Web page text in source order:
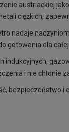
austriackiej
ciężkich,
nadaje
gotowania dla
indukcyjnych,
i nie chłonie
bezpieczeństwo i